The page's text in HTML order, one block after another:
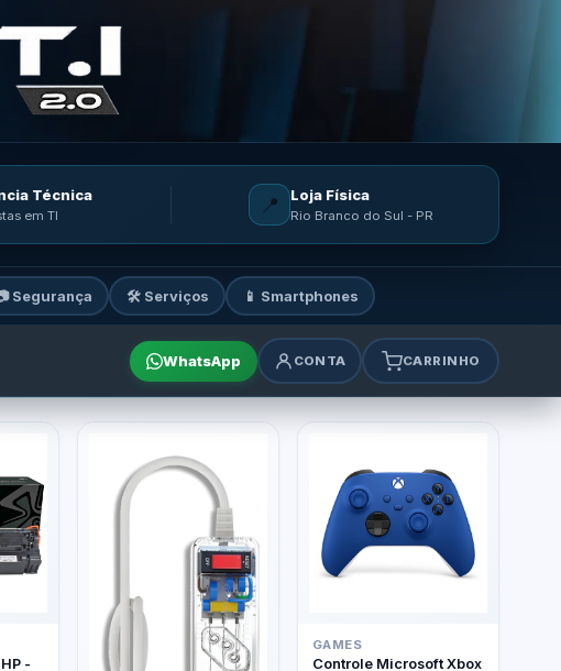
Técnica
em TI 📍 Loja Física
Rio Branco do Sul - PR
Segurança 🛠️ Serviços 📱 Smartphones
WhatsApp CONTA CARRINHO
e acessórios
-
GAMES
Controle Microsoft Xbox